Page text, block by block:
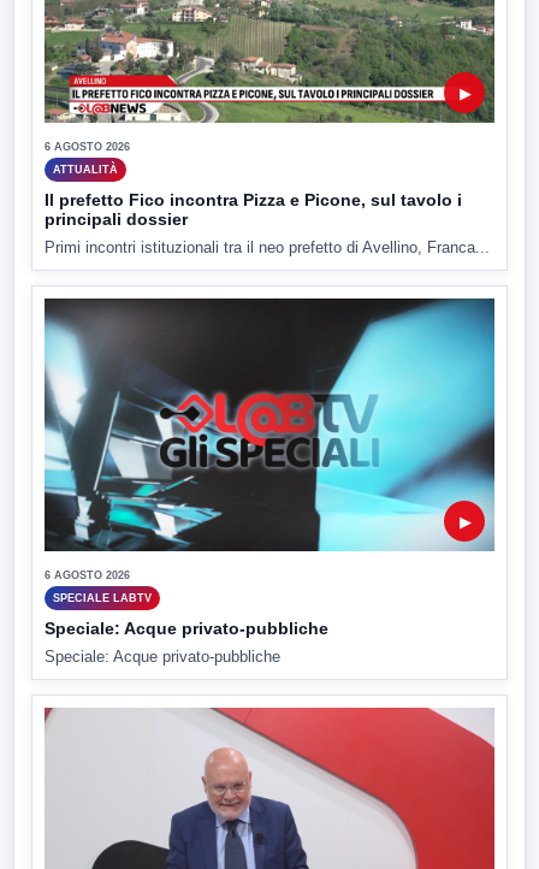
▶
6 AGOSTO 2026
ATTUALITÀ
Il prefetto Fico incontra Pizza e Picone, sul tavolo i
principali dossier
Primi incontri istituzionali tra il neo prefetto di Avellino, Franca...
▶
6 AGOSTO 2026
SPECIALE LABTV
Speciale: Acque privato-pubbliche
Speciale: Acque privato-pubbliche